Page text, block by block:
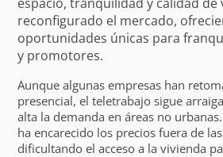
reconfigurado el mercado,
oportunidades únicas para
y promotores.
Aunque algunas empresas han
presencial, el teletrabajo sigue
alta la demanda en áreas no
ha encarecido los precios fuera de
dificultando el acceso a la vivienda